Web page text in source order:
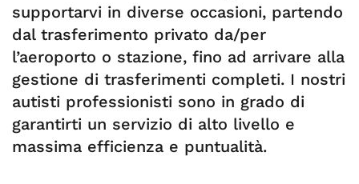
supportarvi in diverse occasioni, partendo
dal trasferimento privato da/per
l’aeroporto o stazione, fino ad arrivare alla
gestione di trasferimenti completi. I nostri
autisti professionisti sono in grado di
garantirti un servizio di alto livello e
massima efficienza e puntualità.